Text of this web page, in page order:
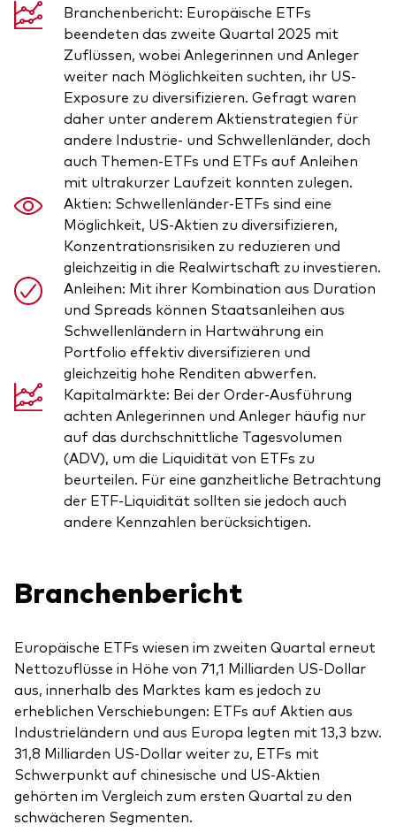
Anbieterliste
Vanguard Modellportfolios
Vanguard Beratungsstudie
Branchenbericht: Europäische ETFs
beendeten das zweite Quartal 2025 mit
Zuflüssen, wobei Anlegerinnen und Anleger
weiter nach Möglichkeiten suchten, ihr US-
Exposure zu diversifizieren. Gefragt waren
daher unter anderem Aktienstrategien für
andere Industrie- und Schwellenländer, doch
auch Themen-ETFs und ETFs auf Anleihen
mit ultrakurzer Laufzeit konnten zulegen.
Aktien: Schwellenländer-ETFs sind eine
Möglichkeit, US-Aktien zu diversifizieren,
Konzentrationsrisiken zu reduzieren und
gleichzeitig in die Realwirtschaft zu investieren.
Anleihen: Mit ihrer Kombination aus Duration
und Spreads können Staatsanleihen aus
Schwellenländern in Hartwährung ein
Portfolio effektiv diversifizieren und
gleichzeitig hohe Renditen abwerfen.
Kapitalmärkte: Bei der Order-Ausführung
achten Anlegerinnen und Anleger häufig nur
auf das durchschnittliche Tagesvolumen
(ADV), um die Liquidität von ETFs zu
beurteilen. Für eine ganzheitliche Betrachtung
der ETF-Liquidität sollten sie jedoch auch
andere Kennzahlen berücksichtigen.
Branchenbericht
Europäische ETFs wiesen im zweiten Quartal erneut
Nettozuflüsse in Höhe von 71,1 Milliarden US-Dollar
aus, innerhalb des Marktes kam es jedoch zu
erheblichen Verschiebungen: ETFs auf Aktien aus
Industrieländern und aus Europa legten mit 13,3 bzw.
31,8 Milliarden US-Dollar weiter zu, ETFs mit
Schwerpunkt auf chinesische und US-Aktien
gehörten im Vergleich zum ersten Quartal zu den
schwächeren Segmenten.